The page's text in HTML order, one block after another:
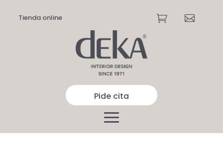
Tienda online  
Pide cita